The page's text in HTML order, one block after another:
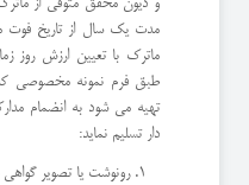
مدت یک سال از تاریخ فوت
ماترک با تعیین ارزش روز
طبق فرم نمونه مخصوصی که
تهیه می شود به انضمام
دار تسلیم نماید:
رونوشت یا تصویر گواهی